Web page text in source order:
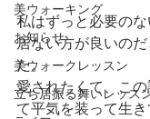
美ウォーキング
お知らせ
美ウォークレッスン
立ち居振る舞いレッス
私はずっと必要のな
居ない方が良いの
た。
愛されたくて、こ
て平気を装って生き